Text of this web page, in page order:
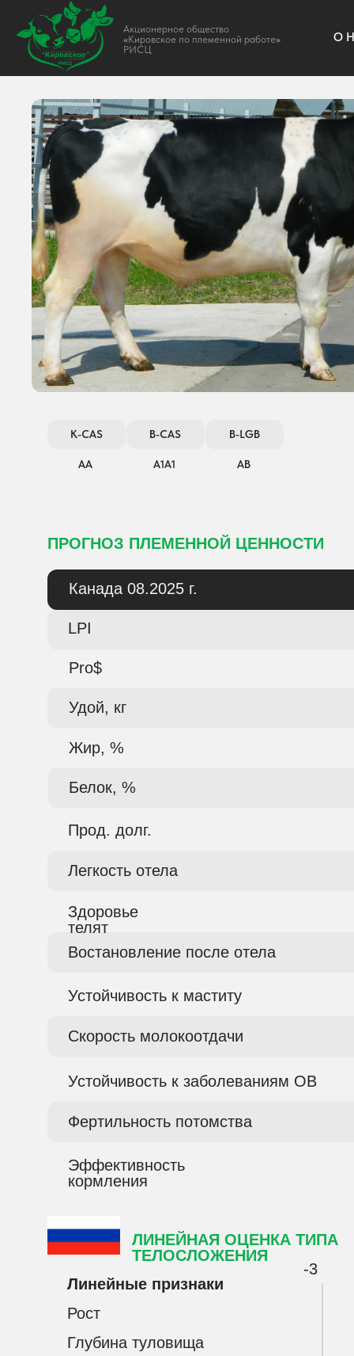
О НАС
Акционерное общество
Кировское по племенной работе»
РИСЦ
ЛИНЕЙНАЯ ОЦЕНКА ТИПА
ТЕЛОСЛОЖЕНИЯ
ПРОГНОЗ ПЛЕМЕННОЙ ЦЕННОСТИ
B-LGB
А1А1
АА АВ
B-CAS
K-CAS
Линейные признаки
Рост
Глубина туловища
-3
Эффективность
кормления
Фертильность потомства
Устойчивость к заболеваниям ОВ
Скорость молокоотдачи
Устойчивость к маститу
Востановление после отела
Здоровье
телят
Легкость отела
Прод. долг.
Белок, %
Жир, %
Удой, кг
Pro$
LPI
Канада 08.2025 г.